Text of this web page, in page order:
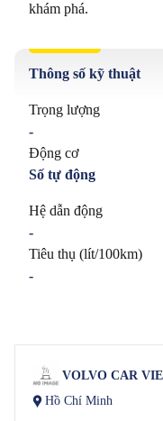
khám phá.
Thông số kỹ thuật
Trọng lượng
-
Động cơ
Số tự động
Hệ dẫn động
-
Tiêu thụ (lít/100km)
-
VOLVO CAR
Hồ Chí Minh